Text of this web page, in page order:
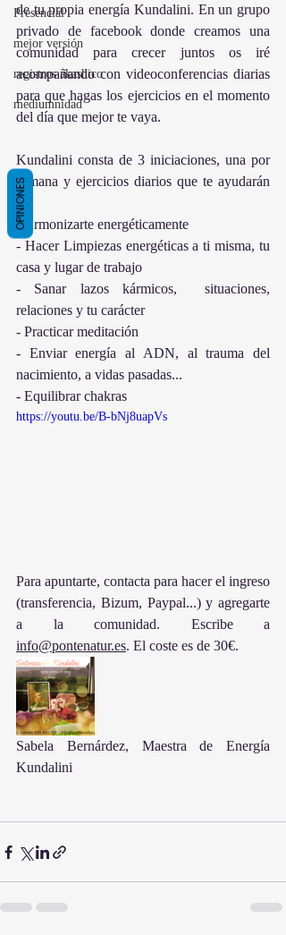
Presencial
mejor versión
registros akashico
mediumnidad
de tu propia energía Kundalini. En un grupo
privado de facebook donde creamos una
comunidad para crecer juntos os iré
acompañando con videoconferencias diarias
para que hagas los ejercicios en el momento
del día que mejor te vaya.
Kundalini consta de 3 iniciaciones, una por
semana y ejercicios diarios que te ayudarán
a:
- Armonizarte energéticamente
- Hacer Limpiezas energéticas a ti misma, tu
casa y lugar de trabajo
- Sanar lazos kármicos,  situaciones,
relaciones y tu carácter
- Practicar meditación
- Enviar energía al ADN, al trauma del
nacimiento, a vidas pasadas...
- Equilibrar chakras
https://youtu.be/B-bNj8uapVs
Para apuntarte, contacta para hacer el ingreso
(transferencia, Bizum, Paypal...) y agregarte
info@pontenatur.es. El coste es de 30€.
Sabela Bernárdez, Maestra de Energía
Kundalini
OPINIONES